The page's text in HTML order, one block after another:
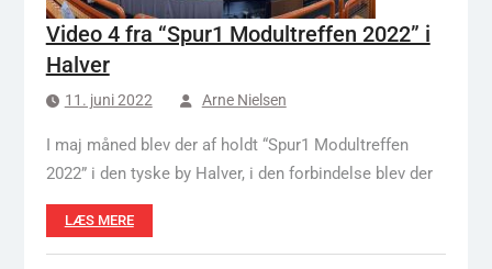
Video 4 fra “Spur1 Modultreffen 2022” i
Halver
11. juni 2022 Arne Nielsen
I maj måned blev der af holdt “Spur1 Modultreffen
2022” i den tyske by Halver, i den forbindelse blev der
LÆS MERE